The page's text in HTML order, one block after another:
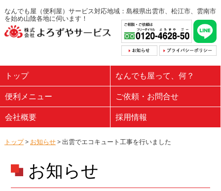
なんでも屋（便利屋）サービス対応地域：島根県出雲市、松江市、雲南市
を始め山陰各地に伺います！
トップ
なんでも屋って、何？
便利メニュー
ご依頼・お問合せ
会社概要
採用情報
トップ> お知らせ> 出雲でエコキュート工事を行いました
お知らせ